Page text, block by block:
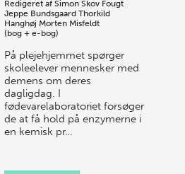
Redigeret afSimon Skov Fougt
Jeppe Bundsgaard Thorkild
Hanghøj Morten Misfeldt
(bog + e-bog)
På plejehjemmet spørger
skoleelever mennesker med
demens om deres
dagligdag. I
fødevarelaboratoriet forsøger
de at få hold på enzymerne i
en kemisk pr…